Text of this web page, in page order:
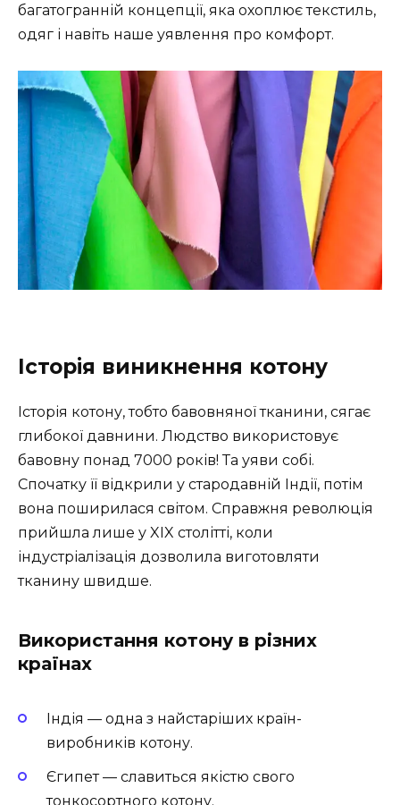
багатогранній концепції, яка охоплює текстиль,
одяг і навіть наше уявлення про комфорт.
Історія виникнення котону
Історія котону, тобто бавовняної тканини, сягає
глибокої давнини. Людство використовує
бавовну понад 7000 років! Та уяви собі.
Спочатку її відкрили у стародавній Індії, потім
вона поширилася світом. Справжня революція
прийшла лише у XIX столітті, коли
індустріалізація дозволила виготовляти
тканину швидше.
Використання котону в різних
країнах
Індія — одна з найстаріших країн-
виробників котону.
Єгипет — славиться якістю свого
тонкосортного котону.